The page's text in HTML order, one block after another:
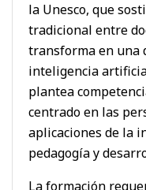
la Unesco, que
tradicional entre
transforma en una
inteligencia
plantea
centrado en las
aplicaciones de la
pedagogía y
La formación